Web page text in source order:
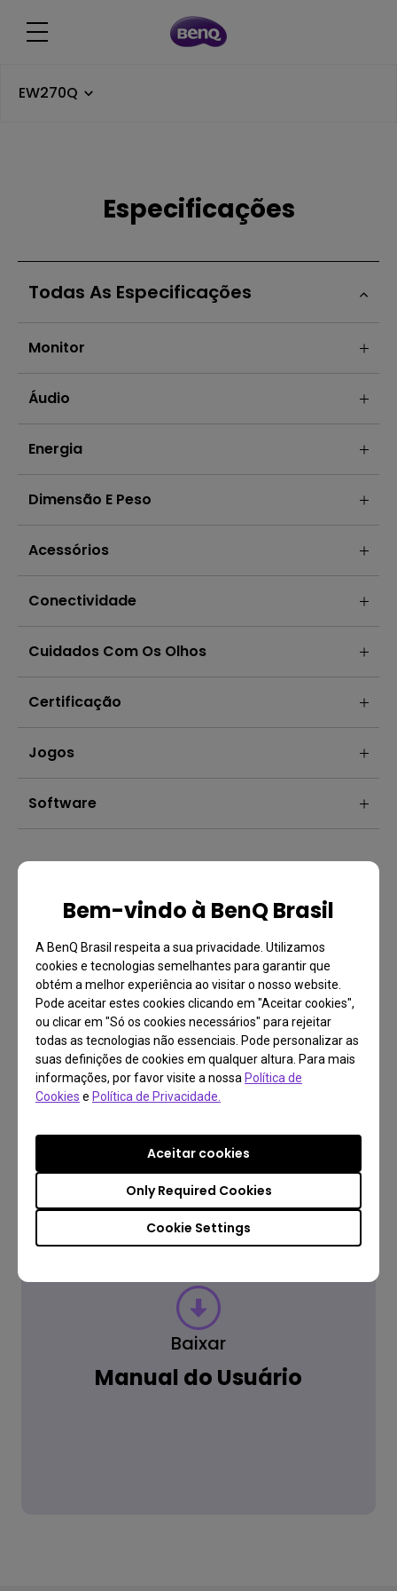
Bem-vindo à BenQ Brasil
A BenQ Brasil respeita a sua privacidade. Utilizamos
cookies e tecnologias semelhantes para garantir que
obtém a melhor experiência ao visitar o nosso website.
Pode aceitar estes cookies clicando em "Aceitar cookies",
ou clicar em "Só os cookies necessários" para rejeitar
todas as tecnologias não essenciais. Pode personalizar as
suas definições de cookies em qualquer altura. Para mais
informações, por favor visite a nossa Política de
Cookies e Política de Privacidade.
Cookie Settings
Only Required Cookies
Aceitar cookies
EW270Q
Especificações
Todas As Especificações
Monitor
Áudio
Energia
Dimensão E Peso
Acessórios
Conectividade
Cuidados Com Os Olhos
Certificação
Jogos
Software
FAQ
Alguma pergunta?
Baixar
Manual do Usuário